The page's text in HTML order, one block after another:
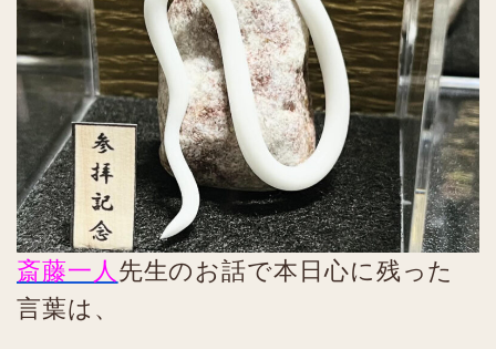
斎藤一人 先生のお話で本日心に残った
言葉は、